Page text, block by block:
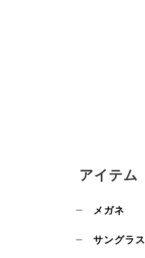
アイテム
メガネ
サングラス